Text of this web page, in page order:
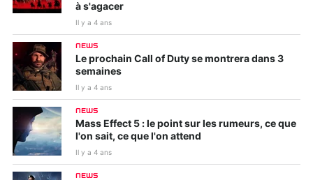
à s'agacer
Il y a 4 ans
NEWS
Le prochain Call of Duty se montrera dans 3
semaines
Il y a 4 ans
NEWS
Mass Effect 5 : le point sur les rumeurs, ce que
l'on sait, ce que l'on attend
Il y a 4 ans
NEWS